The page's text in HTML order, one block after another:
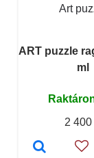
Art
ART puzzle
ml
2 400